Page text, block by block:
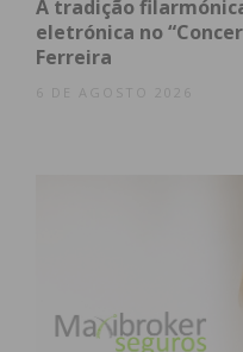
A tradição
eletrónica no
Ferreira
6 DE AGOSTO 2026